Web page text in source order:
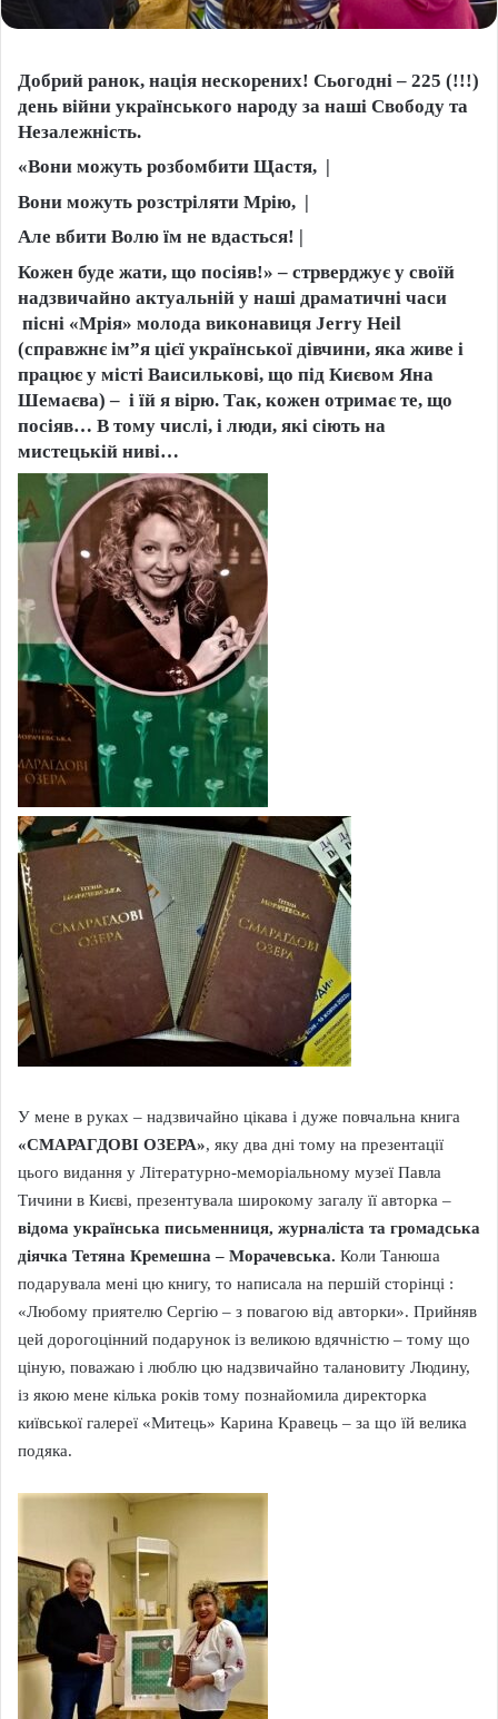
Добрий ранок, нація нескорених! Сьогодні – 225 (!!!)
день війни українського народу за наші Свободу та
Незалежність.
«Вони можуть розбомбити Щастя, |
Вони можуть розстріляти Мрію, |
Але вбити Волю їм не вдасться! |
Кожен буде жати, що посіяв!» – стрверджує у своїй
надзвичайно актуальній у наші драматичні часи
пісні «Мрія» молода виконавиця Jerry Heil
(справжнє ім”я цієї української дівчини, яка живе і
працює у місті Ваисилькові, що під Києвом Яна
Шемаєва) – і їй я вірю. Так, кожен отримає те, що
посіяв… В тому числі, і люди, які сіють на
мистецькій ниві…
У мене в руках – надзвичайно цікава і дуже повчальна книга
«СМАРАГДОВІ ОЗЕРА», яку два дні тому на презентації
цього видання у Літературно-меморіальному музеї Павла
Тичини в Києві, презентувала широкому загалу її авторка –
відома українська письменниця, журналіста та громадська
діячка Тетяна Кремешна – Морачевська. Коли Танюша
подарувала мені цю книгу, то написала на першій сторінці :
«Любому приятелю Сергію – з повагою від авторки». Прийняв
цей дорогоцінний подарунок із великою вдячністю – тому що
ціную, поважаю і люблю цю надзвичайно талановиту Людину,
із якою мене кілька років тому познайомила директорка
київської галереї «Митець» Карина Кравець – за що їй велика
подяка.